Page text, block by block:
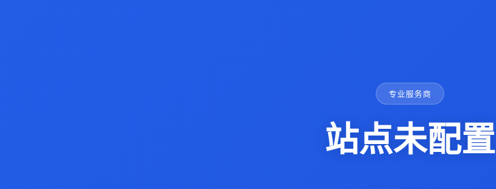
专业服务商
站点未配置